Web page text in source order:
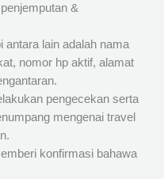
&
antara lain adalah nama
nomor hp aktif, alamat
pengecekan serta
mengenai travel
konfirmasi bahawa